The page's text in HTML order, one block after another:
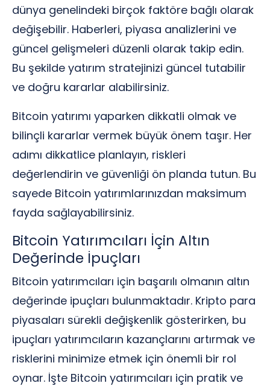
dünya genelindeki birçok faktöre bağlı olarak
değişebilir. Haberleri, piyasa analizlerini ve
güncel gelişmeleri düzenli olarak takip edin.
Bu şekilde yatırım stratejinizi güncel tutabilir
ve doğru kararlar alabilirsiniz.
Bitcoin yatırımı yaparken dikkatli olmak ve
bilinçli kararlar vermek büyük önem taşır. Her
adımı dikkatlice planlayın, riskleri
değerlendirin ve güvenliği ön planda tutun. Bu
sayede Bitcoin yatırımlarınızdan maksimum
fayda sağlayabilirsiniz.
Bitcoin Yatırımcıları İçin Altın
Değerinde İpuçları
Bitcoin yatırımcıları için başarılı olmanın altın
değerinde ipuçları bulunmaktadır. Kripto para
piyasaları sürekli değişkenlik gösterirken, bu
ipuçları yatırımcıların kazançlarını artırmak ve
risklerini minimize etmek için önemli bir rol
oynar. İşte Bitcoin yatırımcıları için pratik ve